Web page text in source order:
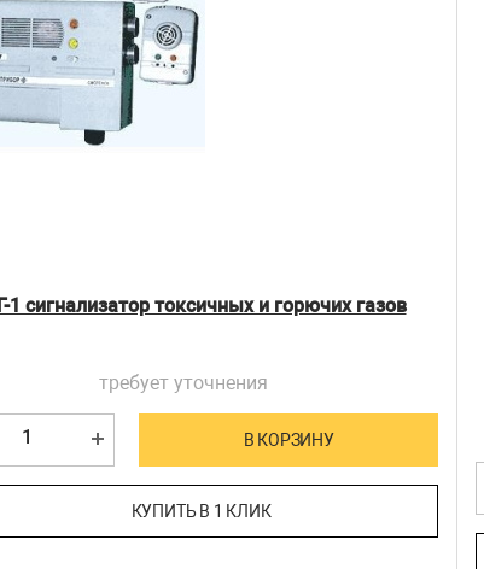
1 сигнализатор токсичных и горючих газов
требует уточнения
В КОРЗИНУ
КУПИТЬ В 1 КЛИК